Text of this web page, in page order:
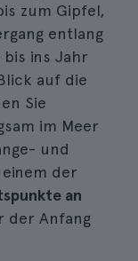
zum Gipfel,
entlang
ins Jahr
auf die
Sie
im Meer
und
der
an
der Anfang